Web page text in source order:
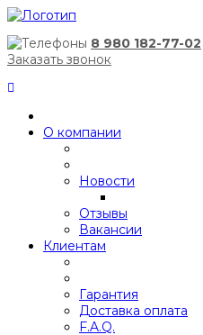
8 980 182-77-02
Заказать звонок
О компании
Новости
Отзывы
Вакансии
Клиентам
Гарантия
Доставка оплата
F.A.Q.